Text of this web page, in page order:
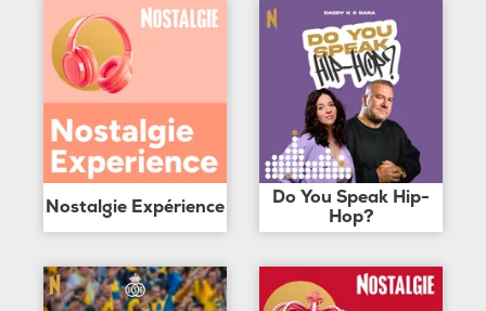
Nostalgie Expérience
Do You Speak Hip-
Hop?